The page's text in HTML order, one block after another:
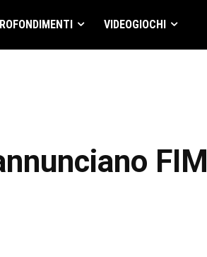
VIDEOGIOCHI
FIM